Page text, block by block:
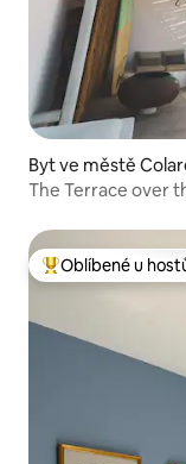
Byt ve městě
The Terrace over
Nejlepší v
Oblíbené u